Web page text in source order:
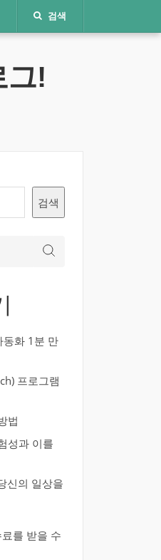
검색
그!
검색
동화 1분 만
프로그램
법
성과 이를
신의 일상을
를 받을 수